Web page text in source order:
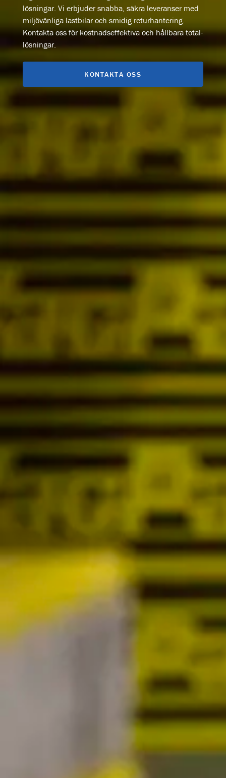
lösningar. Vi erbjuder snabba, säkra leveranser med
miljövänliga lastbilar och smidig returhantering.
Kontakta oss för kostnadseffektiva och hållbara total-
lösningar.
KONTAKTA OSS